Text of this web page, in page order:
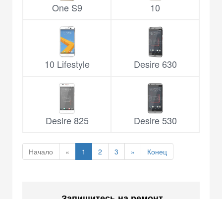
One S9 10
10 Lifestyle Desire 630
Desire 825 Desire 530
Начало « 1 2 3 » Конец